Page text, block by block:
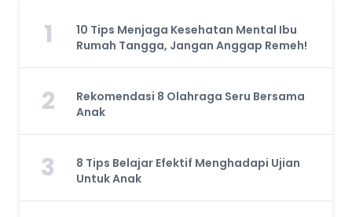
1
10 Tips Menjaga Kesehatan Mental Ibu
Rumah Tangga, Jangan Anggap Remeh!
2
Rekomendasi 8 Olahraga Seru Bersama
Anak
3
8 Tips Belajar Efektif Menghadapi Ujian
Untuk Anak